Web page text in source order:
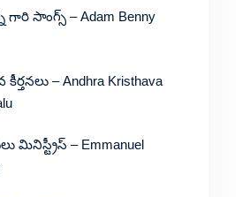
సాంగ్స్ – Adam Benny
కీర్తనలు – Andhra Kristhava
మినిస్ట్రీస్ – Emmanuel